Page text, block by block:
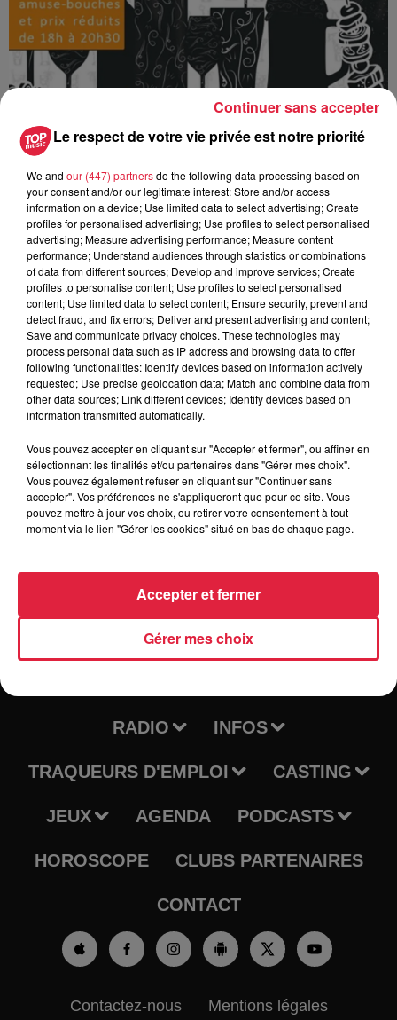
Ajouter à votre calendrier
Date
du8 janvier 2020 à 0h00
au8 janvier 2020 à 0h00
Lieu Au Bureau - COLMAR (68)
Organisateur
https://www.facebook.com/Collectif-des-
Tarif Gratuit
RADIO INFOS
TRAQUEURS D'EMPLOI CASTING
JEUX AGENDA PODCASTS
HOROSCOPE CLUBS PARTENAIRES
CONTACT
Contactez-nous Mentions légales
Le respect de votre vie privée est notre priorité
We and our (447) partnersdo the following data processing based on
your consent and/or our legitimate interest: Store and/or access
information on a device; Use limited data to select advertising; Create
profiles for personalised advertising; Use profiles to select personalised
advertising; Measure advertising performance; Measure content
performance; Understand audiences through statistics or combinations
of data from different sources; Develop and improve services; Create
profiles to personalise content; Use profiles to select personalised
content; Use limited data to select content; Ensure security, prevent and
detect fraud, and fix errors; Deliver and present advertising and content;
Save and communicate privacy choices. These technologies may
process personal data such as IP address and browsing data to offer
following functionalities: Identify devices based on information actively
requested; Use precise geolocation data; Match and combine data from
other data sources; Link different devices; Identify devices based on
information transmitted automatically.
Vous pouvez accepter en cliquant sur "Accepter et fermer", ou affiner en
sélectionnant les finalités et/ou partenaires dans "Gérer mes choix".
Vous pouvez également refuser en cliquant sur "Continuer sans
accepter". Vos préférences ne s'appliqueront que pour ce site. Vous
pouvez mettre à jour vos choix, ou retirer votre consentement à tout
moment via le lien "Gérer les cookies" situé en bas de chaque page.
Gérer mes choix
Accepter et fermer
Continuer sans accepter